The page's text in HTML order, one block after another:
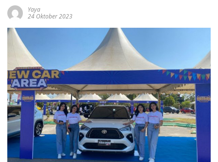
Yaya
24 Oktober 2023